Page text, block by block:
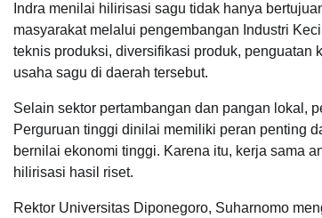
Indra menilai hilirisasi sagu tidak hanya
masyarakat melalui pengembangan Industri
teknis produksi, diversifikasi produk, penguatan
usaha sagu di daerah tersebut.
Selain sektor pertambangan dan pangan lokal,
Perguruan tinggi dinilai memiliki peran penting
bernilai ekonomi tinggi. Karena itu, kerja sama
hilirisasi hasil riset.
Rektor Universitas Diponegoro, Suharnomo